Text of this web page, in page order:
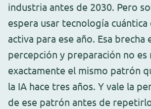
industria antes de 2030. Pero
espera usar tecnología
activa para ese año. Esa brecha
percepción y preparación no
exactamente el mismo patrón
la IA hace tres años. Y vale la
de ese patrón antes de